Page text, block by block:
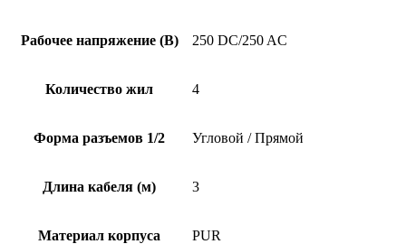
Рабочее напряжение (В) 250 DC/250 AC
Количество жил 4
Форма разъемов 1/2 Угловой / Прямой
Длина кабеля (м) 3
Материал корпуса PUR